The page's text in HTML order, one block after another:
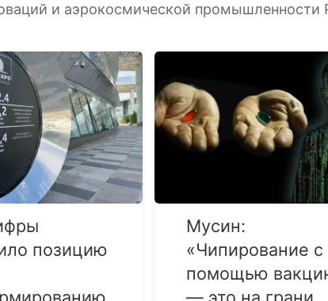
и аэрокосмической промышленности
позицию
Мусин:
«Чипирование с
помощью
— это на грани